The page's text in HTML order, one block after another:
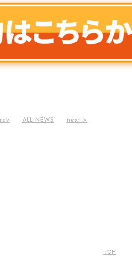
ALL NEWS next >
TOP